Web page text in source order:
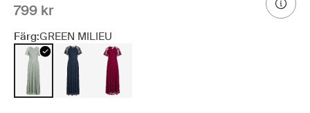
799 kr
Färg:GREEN MILIEU